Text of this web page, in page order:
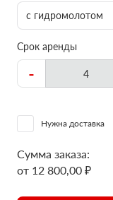
с гидромолотом
Срок аренды
-
Нужна доставка
Сумма заказа:
от 12 800,00 ₽